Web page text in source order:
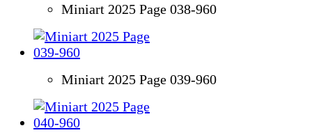
Miniart 2025 Page 038-960
Miniart 2025 Page 039-960